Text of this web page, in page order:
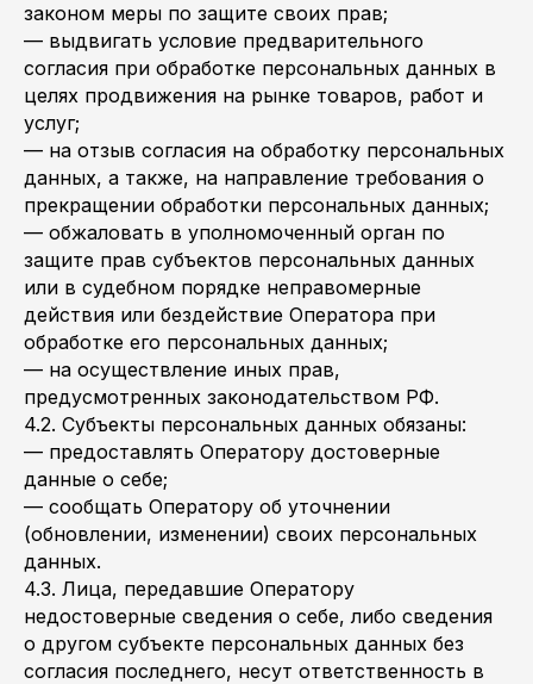
законом меры по защите своих прав;
— выдвигать условие предварительного
согласия при обработке персональных данных в
целях продвижения на рынке товаров, работ и
услуг;
— на отзыв согласия на обработку персональных
данных, а также, на направление требования о
прекращении обработки персональных данных;
— обжаловать в уполномоченный орган по
защите прав субъектов персональных данных
или в судебном порядке неправомерные
действия или бездействие Оператора при
обработке его персональных данных;
— на осуществление иных прав,
предусмотренных законодательством РФ.
4.2. Субъекты персональных данных обязаны:
— предоставлять Оператору достоверные
данные о себе;
— сообщать Оператору об уточнении
(обновлении, изменении) своих персональных
данных.
4.3. Лица, передавшие Оператору
недостоверные сведения о себе, либо сведения
о другом субъекте персональных данных без
согласия последнего, несут ответственность в